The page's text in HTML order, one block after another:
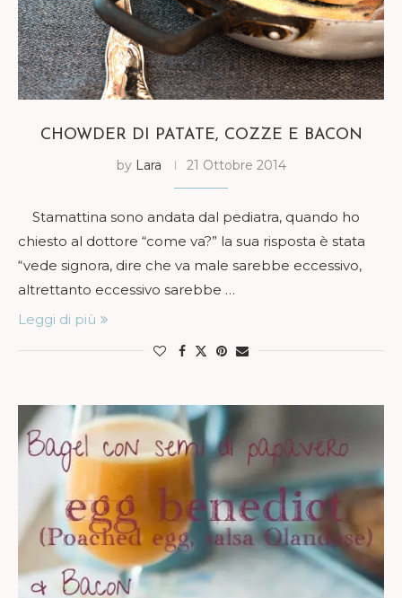
CHOWDER DI PATATE, COZZE E BACON
by Lara 21 Ottobre 2014
Stamattina sono andata dal pediatra, quando ho
chiesto al dottore “come va?” la sua risposta è stata
“vede signora, dire che va male sarebbe eccessivo,
altrettanto eccessivo sarebbe …
Leggi di più